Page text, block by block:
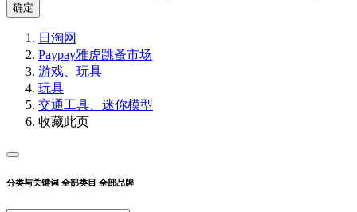
确定
日淘网
Paypay雅虎跳蚤市场
游戏、玩具
玩具
交通工具、迷你模型
收藏此页
分类与关键词 全部类目 全部品牌